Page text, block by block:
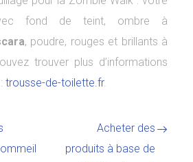
fond de teint, ombre à
, poudre, rouges et brillants à
trouver plus d’informations
:trousse-de-toilette.fr.
Acheter des
produits à base de